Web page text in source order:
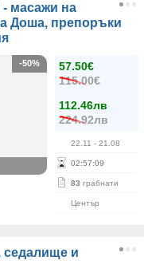
- масажи на
Доша, препоръки
57.50€
115.00€
112.46лв
224.92лв
22.11 - 21.08
02:57:09
83 грабнати
Център
-50%
седалище и